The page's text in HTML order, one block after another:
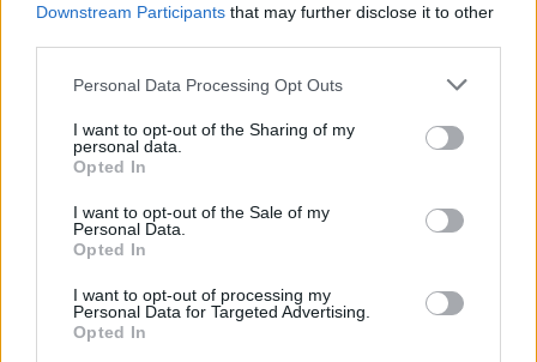
Downstream Participants that may further disclose it to other
Please note that this website/app uses one or more Google
not limited to your visit or usage behaviour. You may click to
grant or deny consent to Google and its third-party tags to
use your data for below specified purposes in below Google
consent section.
Personal Data Processing Opt Outs
I want to opt-out of the Sharing of my
personal data.
Opted In
I want to opt-out of the Sale of my
Personal Data.
Opted In
I want to opt-out of processing my
Personal Data for Targeted Advertising.
Opted In
Το FIAT 500 Hybrid τώρα